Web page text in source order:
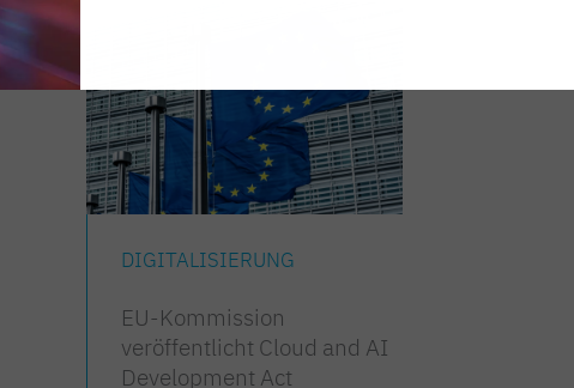
DIGITALISIERUNG
EU-Kommission
veröffentlicht Cloud and AI
Development Act